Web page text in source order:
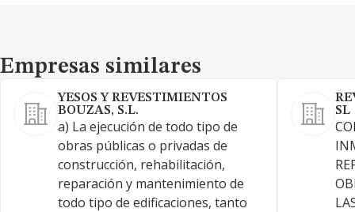
Empresas similares
Empresas similares
YESOS Y REVESTIMIENTOS
BOUZAS, S.L.
a) La ejecución de todo tipo de
obras públicas o privadas de
construcción, rehabilitación,
reparación y mantenimiento de
todo tipo de edificaciones, tanto
SL